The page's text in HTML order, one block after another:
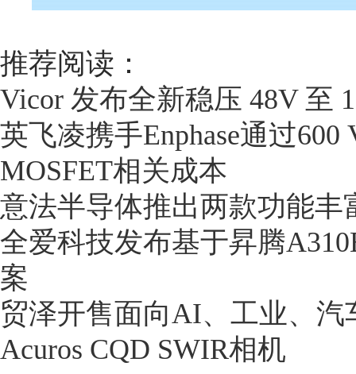
推荐阅读：
Vicor 发布全新稳压 48V 至
英飞凌携手Enphase通过
MOSFET相关成本
意法半导体推出两款功能
全爱科技发布基于昇腾
案
贸泽开售面向AI、工业、
Acuros CQD SWIR相机